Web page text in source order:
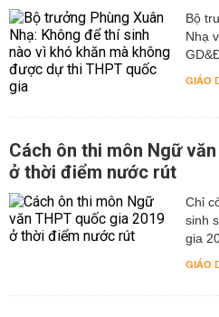
Bộ
Nhạ
GIÁO
Cách ôn thi môn Ngữ
ở thời điểm nước rút
Chỉ
sinh
gia
GIÁO